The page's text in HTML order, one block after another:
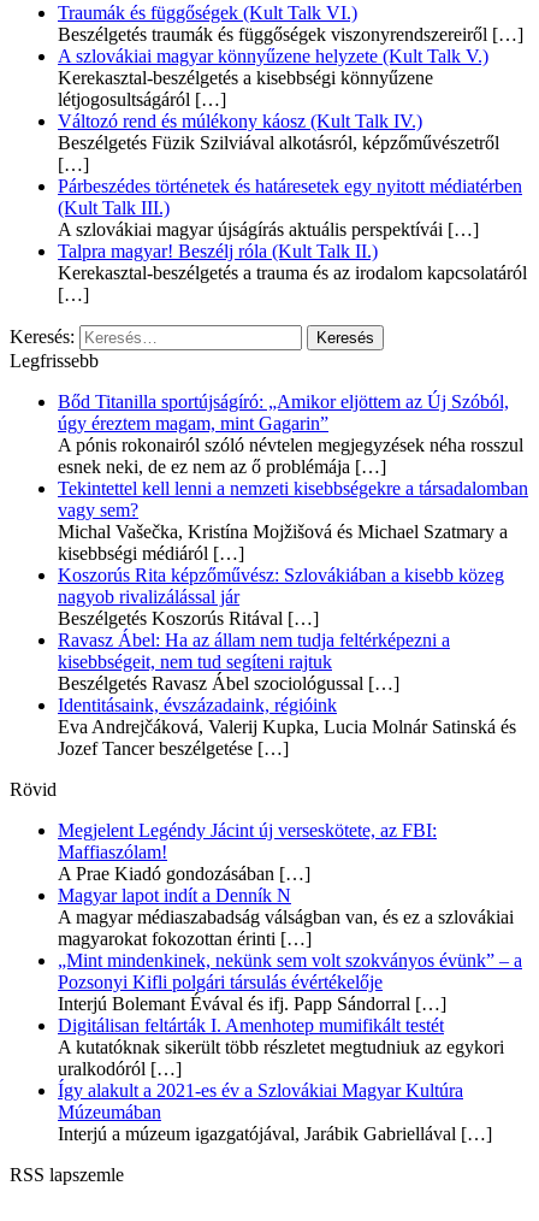
Traumák és függőségek (Kult Talk VI.)
Beszélgetés traumák és függőségek viszonyrendszereiről […]
A szlovákiai magyar könnyűzene helyzete (Kult Talk V.)
Kerekasztal-beszélgetés a kisebbségi könnyűzene
létjogosultságáról […]
Változó rend és múlékony káosz (Kult Talk IV.)
Beszélgetés Füzik Szilviával alkotásról, képzőművészetről
[…]
Párbeszédes történetek és határesetek egy nyitott médiatérben
(Kult Talk III.)
A szlovákiai magyar újságírás aktuális perspektívái […]
Talpra magyar! Beszélj róla (Kult Talk II.)
Kerekasztal-beszélgetés a trauma és az irodalom kapcsolatáról
[…]
Keresés:
Legfrissebb
Bőd Titanilla sportújságíró: „Amikor eljöttem az Új Szóból,
úgy éreztem magam, mint Gagarin”
A pónis rokonairól szóló névtelen megjegyzések néha rosszul
esnek neki, de ez nem az ő problémája […]
Tekintettel kell lenni a nemzeti kisebbségekre a társadalomban
vagy sem?
Michal Vašečka, Kristína Mojžišová és Michael Szatmary a
kisebbségi médiáról […]
Koszorús Rita képzőművész: Szlovákiában a kisebb közeg
nagyob rivalizálással jár
Beszélgetés Koszorús Ritával […]
Ravasz Ábel: Ha az állam nem tudja feltérképezni a
kisebbségeit, nem tud segíteni rajtuk
Beszélgetés Ravasz Ábel szociológussal […]
Identitásaink, évszázadaink, régióink
Eva Andrejčáková, Valerij Kupka, Lucia Molnár Satinská és
Jozef Tancer beszélgetése […]
Rövid
Megjelent Legéndy Jácint új verseskötete, az FBI:
Maffiaszólam!
A Prae Kiadó gondozásában […]
Magyar lapot indít a Denník N
A magyar médiaszabadság válságban van, és ez a szlovákiai
magyarokat fokozottan érinti […]
„Mint mindenkinek, nekünk sem volt szokványos évünk” – a
Pozsonyi Kifli polgári társulás évértékelője
Interjú Bolemant Évával és ifj. Papp Sándorral […]
Digitálisan feltárták I. Amenhotep mumifikált testét
A kutatóknak sikerült több részletet megtudniuk az egykori
uralkodóról […]
Így alakult a 2021-es év a Szlovákiai Magyar Kultúra
Múzeumában
Interjú a múzeum igazgatójával, Jarábik Gabriellával […]
RSS lapszemle